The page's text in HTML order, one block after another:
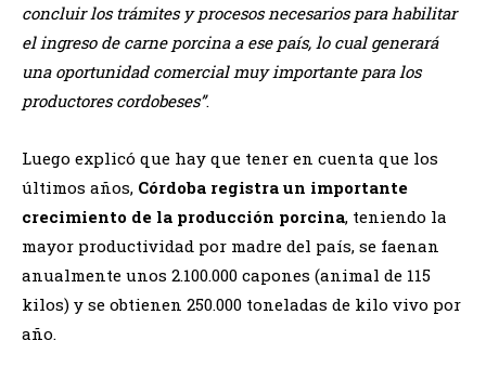
concluir los trámites y procesos necesarios para habilitar
el ingreso de carne porcina a ese país, lo cual generará
una oportunidad comercial muy importante para los
productores cordobeses”.
Luego explicó que hay que tener en cuenta que los
últimos años, Córdoba registra un importante
crecimiento de la producción porcina, teniendo la
mayor productividad por madre del país, se faenan
anualmente unos 2.100.000 capones (animal de 115
kilos) y se obtienen 250.000 toneladas de kilo vivo por
año.